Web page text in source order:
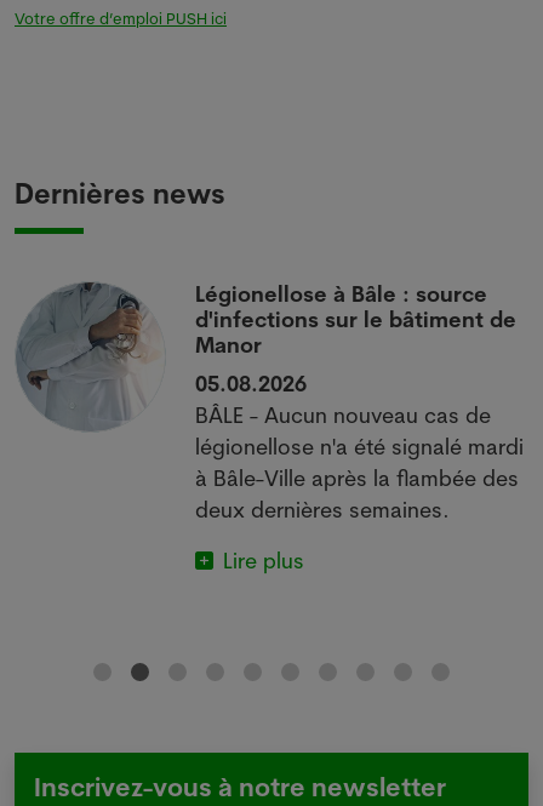
Votre offre d’emploi PUSH ici
Dernières news
Légionellose à Bâle : source
d'infections sur le bâtiment de
Manor
05.08.2026
BÂLE - Aucun nouveau cas de
légionellose n'a été signalé mardi
à Bâle-Ville après la flambée des
deux dernières semaines.
Lire plus
Inscrivez-vous à notre newsletter